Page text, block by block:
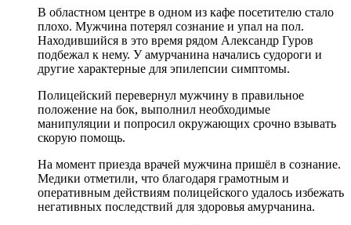
В областном центре в одном из кафе посетителю стало
плохо. Мужчина потерял сознание и упал на пол.
Находившийся в это время рядом Александр Гуров
подбежал к нему. У амурчанина начались судороги и
другие характерные для эпилепсии симптомы.
Полицейский перевернул мужчину в правильное
положение на бок, выполнил необходимые
манипуляции и попросил окружающих срочно взывать
скорую помощь.
На момент приезда врачей мужчина пришёл в сознание.
Медики отметили, что благодаря грамотным и
оперативным действиям полицейского удалось избежать
негативных последствий для здоровья амурчанина.